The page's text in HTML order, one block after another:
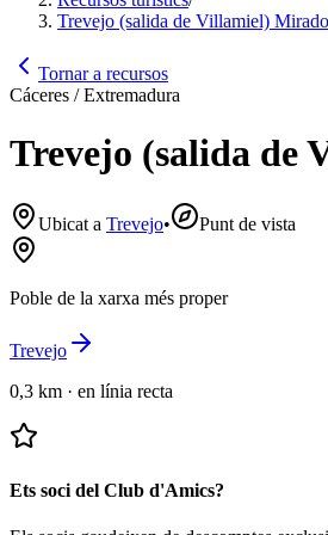
Trevejo (salida de Villamiel)
Tornar a recursos
Cáceres / Extremadura
Trevejo (salida de
Ubicat a Trevejo• Punt de vista
Poble de la xarxa més proper
Trevejo
0,3 km · en línia recta
Ets soci del Club d'Amics?